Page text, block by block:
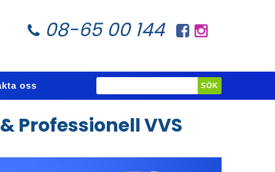
08-65 00 144
oss
Professionell VVS